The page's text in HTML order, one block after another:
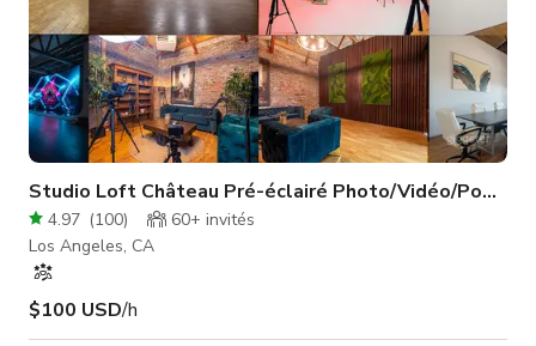
Studio Loft Château Pré-éclairé Photo/Vidéo/Podcast
4.97 (100) 60+ invités
Los Angeles, CA
$100 USD/h